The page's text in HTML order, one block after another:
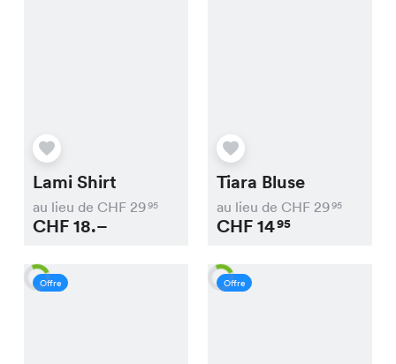
Lami Shirt
au lieu de CHF 2995
CHF18.–
Tiara Bluse
au lieu de CHF 2995
CHF1495
Offre Offre